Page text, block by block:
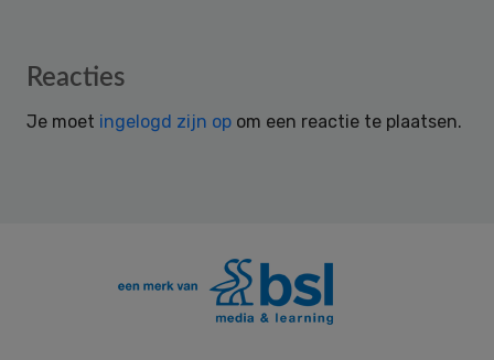
Reader
Reacties
Je moet ingelogd zijn op om een reactie te plaatsen.